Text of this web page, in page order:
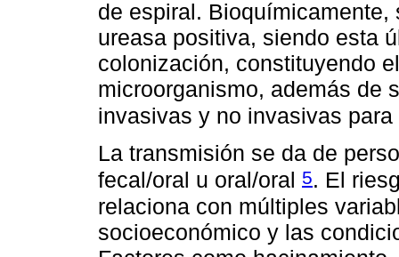
de espiral.
ureasa positiva, siendo esta
colonización, constituyendo
microorganismo, además de
invasivas y no invasivas
La transmisión se da de
fecal/oral u oral/oral 5. El
relaciona con múltiples
socioeconómico y las